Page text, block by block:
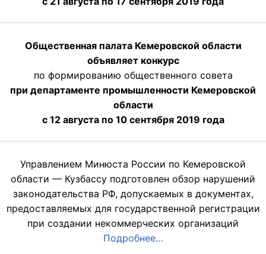
Общественная палата Кемеровской области
объявляет конкурс
по формированию общественного совета
при департаменте промышленности Кемеровской
области
с 12 августа по 10 сентября 2019 года
Управлением Минюста России по Кемеровской
области — Кузбассу подготовлен обзор нарушений
законодательства РФ, допускаемых в документах,
предоставляемых для государственной регистрации
при создании некоммерческих организаций
Подробнее…